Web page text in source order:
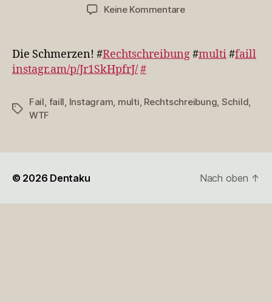
Keine Kommentarezu
#Rechtschreibun…
Die Schmerzen! #Rechtschreibung#multi#faill
instagr.am/p/Jr1SkHpfrJ/#
Schlagwörter
Fail faill Instagram multi Rechtschreibung Schild
WTF
© 2026 Dentaku Nach oben ↑